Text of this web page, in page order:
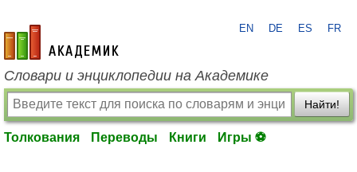
academic.ru
EN DE ES FR
Словари и энциклопедии на Академике
Найти!
Толкования Переводы Книги Игры ⚽